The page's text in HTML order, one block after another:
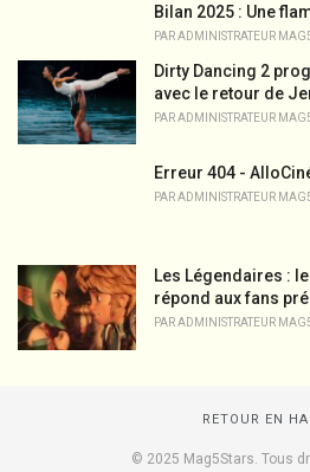
Bilan 2025 : Une
PARADMINISTRATEUR
Dirty Dancing 2
avec le retour de
PARADMINISTRATEUR
Erreur 404 -
PARADMINISTRATEUR
Les Légendaires :
répond aux fans
PARADMINISTRATEUR
RETOUR EN
© 2025 Mag5Stars. Tous